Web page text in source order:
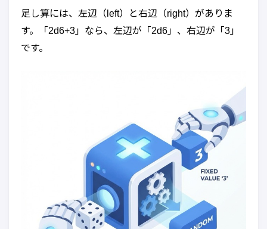
足し算には、左辺（left）と右辺（right）がありま
す。「2d6+3」なら、左辺が「2d6」、右辺が「3」
です。